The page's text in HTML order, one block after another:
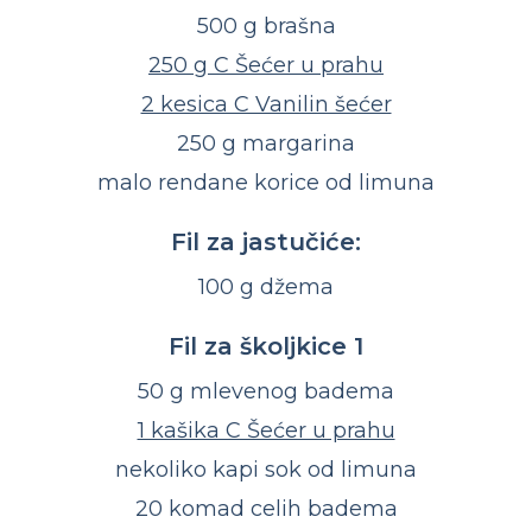
500 g brašna
250 g C Šećer u prahu
2 kesica C Vanilin šećer
250 g margarina
malo rendane korice od limuna
Fil za jastučiće:
100 g džema
Fil za školjkice 1
50 g mlevenog badema
1 kašika C Šećer u prahu
nekoliko kapi sok od limuna
20 komad celih badema